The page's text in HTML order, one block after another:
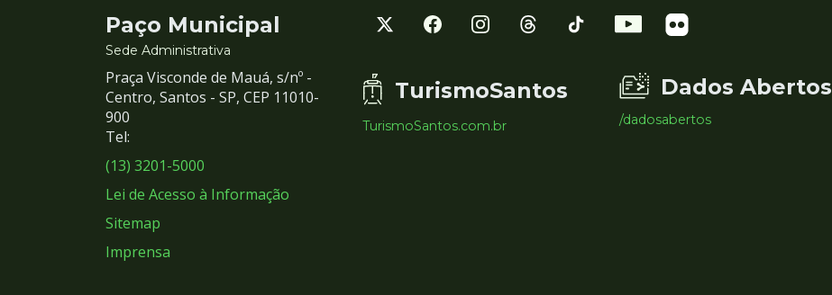
Contato
e
Redes
Sociais
Paço Municipal
Sede Administrativa
Praça Visconde de Mauá, s/nº -
Centro, Santos - SP, CEP 11010-
900
Tel:
(13) 3201-5000
Lei de Acesso à Informação
Sitemap
Imprensa
TurismoSantos
TurismoSantos.com.br
Dados Abertos
/dadosabertos